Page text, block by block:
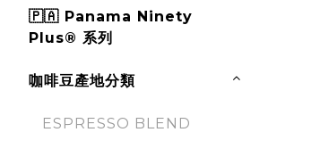
🇵🇦 Panama Ninety
Plus® 系列
咖啡豆產地分類
ESPRESSO BLEND